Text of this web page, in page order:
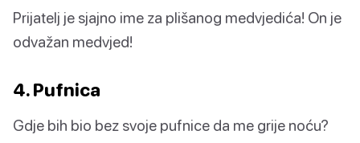
Prijatelj je sjajno ime za plišanog medvjedića! On je
odvažan medvjed!
4. Pufnica
Gdje bih bio bez svoje pufnice da me grije noću?